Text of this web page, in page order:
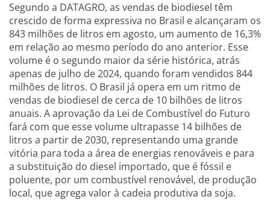
Segundo a DATAGRO, as vendas de biodiesel têm
crescido de forma expressiva no Brasil e alcançaram os
843 milhões de litros em agosto, um aumento de 16,3%
em relação ao mesmo período do ano anterior. Esse
volume é o segundo maior da série histórica, atrás
apenas de julho de 2024, quando foram vendidos 844
milhões de litros. O Brasil já opera em um ritmo de
vendas de biodiesel de cerca de 10 bilhões de litros
anuais. A aprovação da Lei de Combustível do Futuro
fará com que esse volume ultrapasse 14 bilhões de
litros a partir de 2030, representando uma grande
vitória para toda a área de energias renováveis e para
a substituição do diesel importado, que é fóssil e
poluente, por um combustível renovável, de produção
local, que agrega valor à cadeia produtiva da soja.